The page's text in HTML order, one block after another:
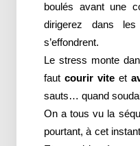
boulés avant une
dirigerez dans
s’effondrent.
Le stress monte
faut courir viteet
sauts… quand
On a tous vu la
pourtant, à cet